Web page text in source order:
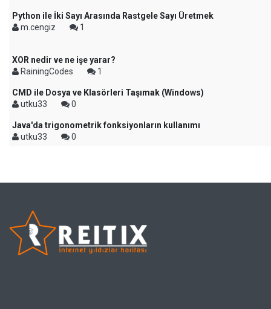
Python ile İki Sayı Arasında Rastgele Sayı Üretmek
m.cengiz
1
XOR nedir ve ne işe yarar?
RainingCodes
1
CMD ile Dosya ve Klasörleri Taşımak (Windows)
utku33
0
Java'da trigonometrik fonksiyonların kullanımı
utku33
0